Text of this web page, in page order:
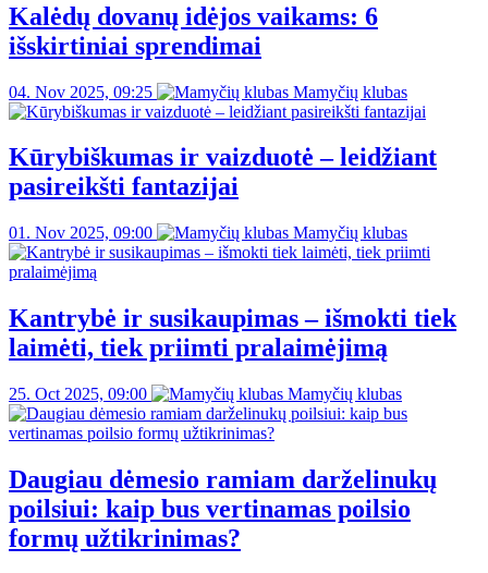
Kalėdų dovanų idėjos vaikams: 6
išskirtiniai sprendimai
04. Nov 2025, 09:25 Mamyčių klubas
Kūrybiškumas ir vaizduotė – leidžiant
pasireikšti fantazijai
01. Nov 2025, 09:00 Mamyčių klubas
Kantrybė ir susikaupimas – išmokti tiek
laimėti, tiek priimti pralaimėjimą
25. Oct 2025, 09:00 Mamyčių klubas
Daugiau dėmesio ramiam darželinukų
poilsiui: kaip bus vertinamas poilsio
formų užtikrinimas?